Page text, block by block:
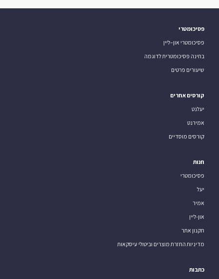
פסיכומטרי
פסיכומטרי און–ליין
בחינה פסיכומטרית לדוגמה
שיעורים פרטים
קורסים אחרים
יעלנט
אמירנט
קורסים מוסדיים
חנות
פסיכומטרי
יעל
אמיר
און-ליין
תקנון אתר
מדיניות החזרת מוצרים וביטולי עיסקאות
כתבות